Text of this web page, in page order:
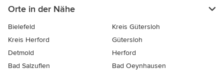
Orte in der Nähe
Bielefeld
Kreis Gütersloh
Kreis Herford
Gütersloh
Detmold
Herford
Bad Salzuflen
Bad Oeynhausen